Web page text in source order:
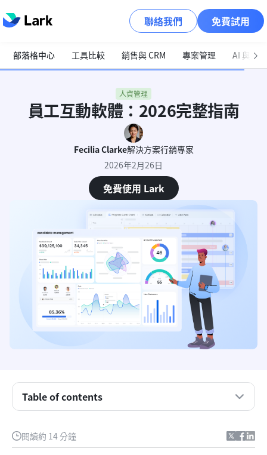
聯絡我們 免費試用
部落格中心 工具比較 銷售與 CRM 專案管理 AI 與自
人資管理
員工互動軟體：2026完整指南
Fecilia Clarke解決方案行銷專家
2026年2月26日
免費使用 Lark
閱讀約 14 分鐘
Table of contents
什麼是員工參與軟體？
在員工參與軟體中應注意的主要功能
評估與選擇員工參與軟體的方法
Lark 如何促進現代勞動力的參與